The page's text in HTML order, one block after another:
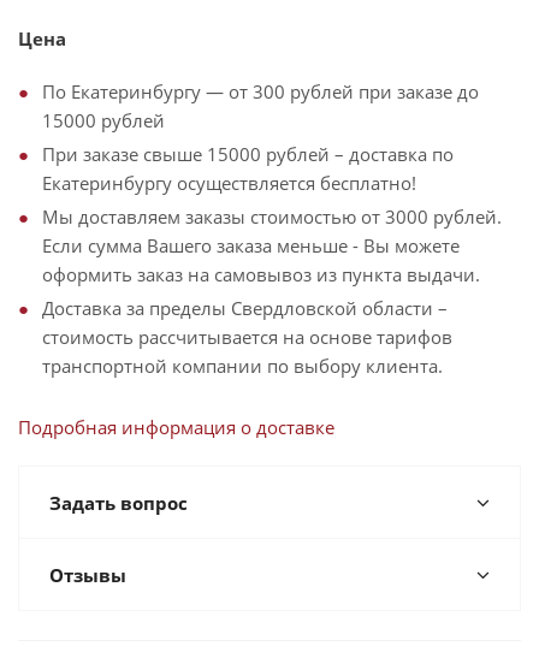
Цена
По Екатеринбургу — от 300 рублей при заказе до
15000 рублей
При заказе свыше 15000 рублей – доставка по
Екатеринбургу осуществляется бесплатно!
Мы доставляем заказы стоимостью от 3000 рублей.
Если сумма Вашего заказа меньше - Вы можете
оформить заказ на самовывоз из пункта выдачи.
Доставка за пределы Свердловской области –
стоимость рассчитывается на основе тарифов
транспортной компании по выбору клиента.
Подробная информация о доставке
Задать вопрос
Отзывы